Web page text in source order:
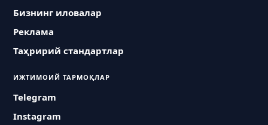
Бизнинг иловалар
Реклама
Таҳририй стандартлар
ИЖТИМОИЙ ТАРМОҚЛАР
Telegram
Instagram